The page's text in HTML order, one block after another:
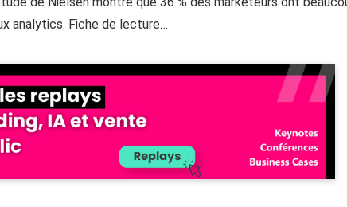
analytics. Fiche de lecture…